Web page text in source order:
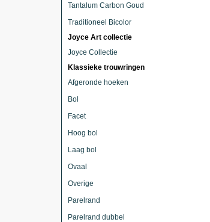
Tantalum Carbon Goud
Traditioneel Bicolor
Joyce Art collectie
Joyce Collectie
Klassieke trouwringen
Afgeronde hoeken
Bol
Facet
Hoog bol
Laag bol
Ovaal
Overige
Parelrand
Parelrand dubbel